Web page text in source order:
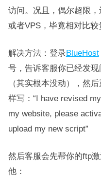
访问。况且，偶尔超限
或者VPS，毕竟相对比较
解决方法：登录BlueHost
号，告诉客服你已经发
（其实根本没动），然
样写：“I have revised
my website, please
upload my new script”
然后客服会先帮你的ftp
他：